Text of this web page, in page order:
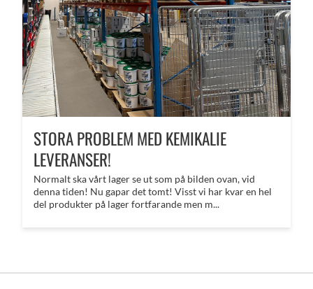
STORA PROBLEM MED KEMIKALIE
LEVERANSER!
Normalt ska vårt lager se ut som på bilden ovan, vid
denna tiden! Nu gapar det tomt! Visst vi har kvar en hel
del produkter på lager fortfarande men m...